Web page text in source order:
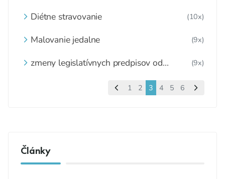
Diétne stravovanie (10x)
Malovanie jedalne (9x)
zmeny legislatívnych predpisov od
(9x)
1 2 3 4 5 6
Články